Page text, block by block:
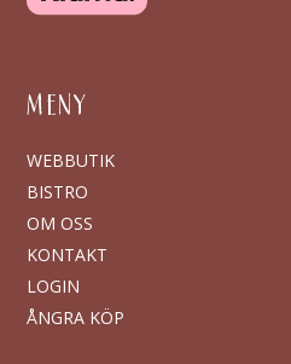
MENY
WEBBUTIK
BISTRO
OM OSS
KONTAKT
LOGIN
ÅNGRA KÖP